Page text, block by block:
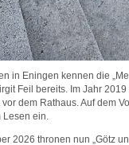
in Eningen kennen die
Feil bereits. Im Jahr
dem Rathaus. Auf dem
Lesen ein.
2026 thronen nun „Götz